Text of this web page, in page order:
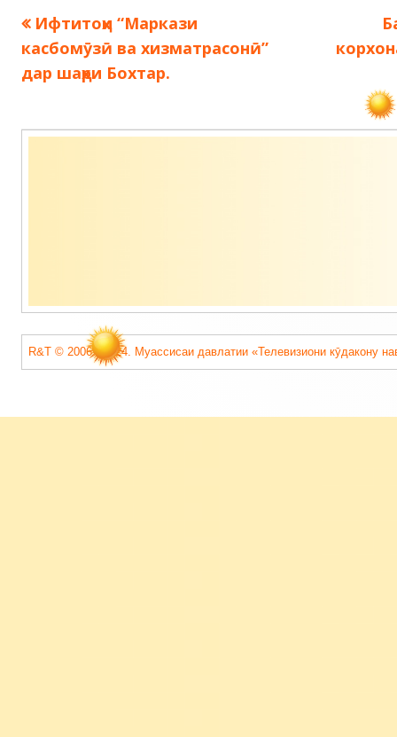
Навигация
по
Предыдущая
запись:
Ифтитоҳи “Маркази
касбомӯзӣ ва хизматрасонӣ”
дар шаҳри Бохтар.
Содержимое
R&T © 2006 - 2024. Муассисаи давлатии «Телевизиони кӯдакону